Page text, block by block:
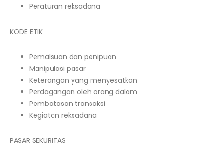
Peraturan reksadana
KODE ETIK
Pemalsuan dan penipuan
Manipulasi pasar
Keterangan yang menyesatkan
Perdagangan oleh orang dalam
Pembatasan transaksi
Kegiatan reksadana
PASAR SEKURITAS